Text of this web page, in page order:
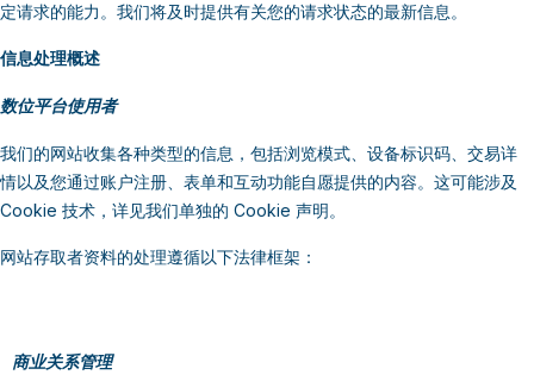
定请求的能力。我们将及时提供有关您的请求状态的最新信息。
信息处理概述
数位平台使用者
我们的网站收集各种类型的信息，包括浏览模式、设备标识码、交易详
情以及您通过账户注册、表单和互动功能自愿提供的内容。这可能涉及
Cookie 技术，详见我们单独的 Cookie 声明。
网站存取者资料的处理遵循以下法律框架：
商业关系管理